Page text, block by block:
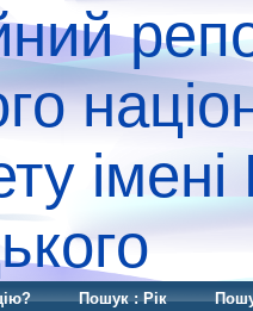
Пошук : Рік